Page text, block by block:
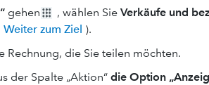
gehen , wählen Sie Verkäufe und
Weiter zum Ziel ).
Rechnung, die Sie teilen möchten.
der Spalte „Aktion“ die Option